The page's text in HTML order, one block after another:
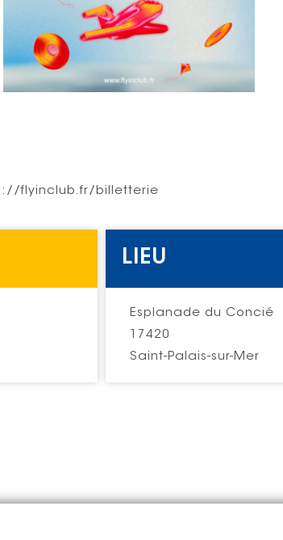
flyinclub.fr/billetterie
LIEU
Esplanade du Concié
17420
Saint-Palais-sur-Mer